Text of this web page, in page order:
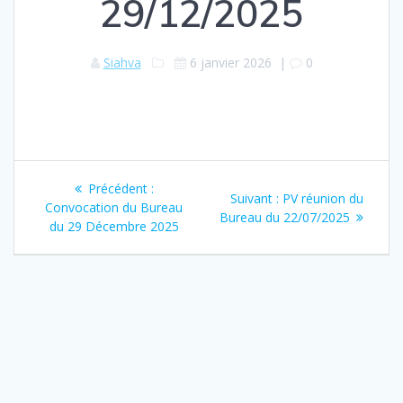
29/12/2025
Siahva 6 janvier 2026 | 0
Navigation
de
l’article
Précédent :Article
précédent
:
Convocation du Bureau
du 29 Décembre 2025
Suivant : Article
suivant
PV réunion du
Bureau du 22/07/2025